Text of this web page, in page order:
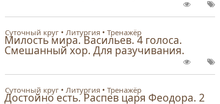
Суточный круг Литургия Тренажёр
Милость мира. Васильев. 4 голоса.
Смешанный хор. Для разучивания.
Суточный круг Литургия Тренажёр
Достойно есть. Распев царя Феодора. 2